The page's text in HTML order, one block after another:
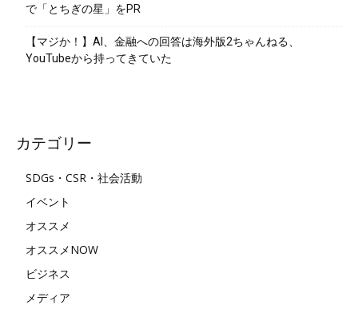
で「とちぎの星」をPR
【マジか！】AI、金融への回答は海外版2ちゃんねる、
YouTubeから持ってきていた
カテゴリー
SDGs・CSR・社会活動
イベント
オススメ
オススメNOW
ビジネス
メディア